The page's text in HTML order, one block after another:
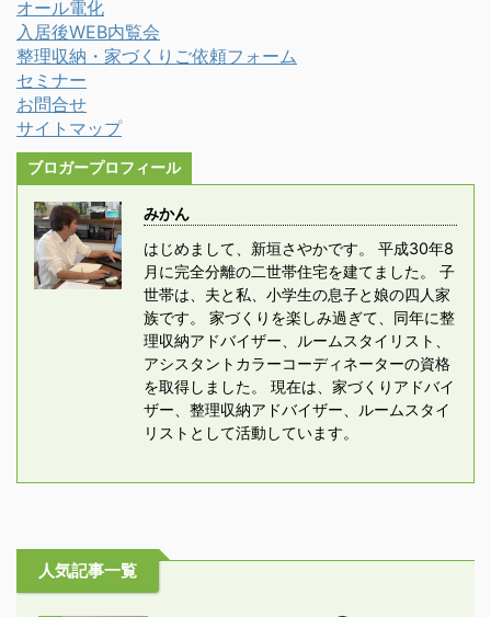
オール電化
入居後WEB内覧会
整理収納・家づくりご依頼フォーム
セミナー
お問合せ
サイトマップ
ブロガープロフィール
みかん
はじめまして、新垣さやかです。 平成30年8
月に完全分離の二世帯住宅を建てました。 子
世帯は、夫と私、小学生の息子と娘の四人家
族です。 家づくりを楽しみ過ぎて、同年に整
理収納アドバイザー、ルームスタイリスト、
アシスタントカラーコーディネーターの資格
を取得しました。 現在は、家づくりアドバイ
ザー、整理収納アドバイザー、ルームスタイ
リストとして活動しています。
人気記事一覧